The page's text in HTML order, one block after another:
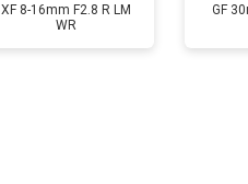
XF 8-16mm F2.8 R LM
WR
GF